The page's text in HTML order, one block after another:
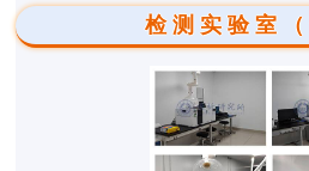
检测实验室（